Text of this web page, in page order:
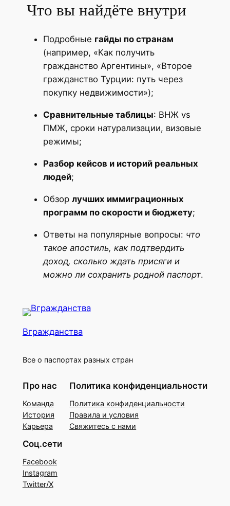
Что вы найдёте внутри
Подробные гайды по странам
(например, «Как получить
гражданство Аргентины», «Второе
гражданство Турции: путь через
покупку недвижимости»);
Сравнительные таблицы: ВНЖ vs
ПМЖ, сроки натурализации, визовые
режимы;
Разбор кейсов и историй реальных
людей;
Обзор лучших иммиграционных
программ по скорости и бюджету;
Ответы на популярные вопросы: что
такое апостиль, как подтвердить
доход, сколько ждать присяги и
можно ли сохранить родной паспорт.
Вгражданства
Все о паспортах разных стран
Про нас
Команда
История
Карьера
Политика конфиденциальности
Политика конфиденциальности
Правила и условия
Свяжитесь с нами
Соц.сети
Facebook
Instagram
Twitter/X